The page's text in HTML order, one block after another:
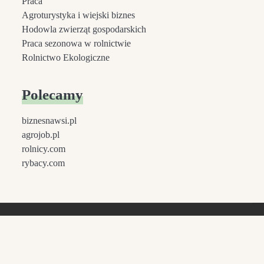
Agroturystyka i wiejski biznes
Hodowla zwierząt gospodarskich
Praca sezonowa w rolnictwie
Rolnictwo Ekologiczne
Polecamy
biznesnawsi.pl
agrojob.pl
rolnicy.com
rybacy.com